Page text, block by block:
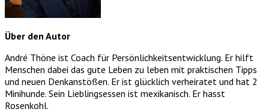
Über den Autor
André Thöne ist Coach für Persönlichkeitsentwicklung. Er hilft
Menschen dabei das gute Leben zu leben mit praktischen Tipps
und neuen Denkanstößen. Er ist glücklich verheiratet und hat 2
Minihunde. Sein Lieblingsessen ist mexikanisch. Er hasst
Rosenkohl.